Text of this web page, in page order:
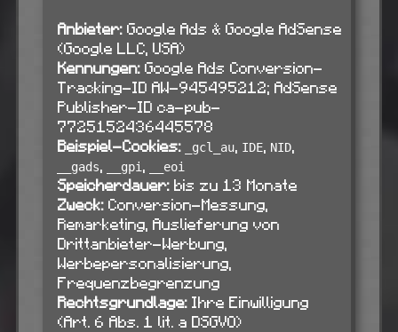
Anbieter:Google Ads & Google AdSense
(Google LLC, USA)
Kennungen:Google Ads Conversion-
Tracking-ID AW-945495212; AdSense
Publisher-ID ca-pub-
7725152436445578
Beispiel-Cookies:
_gcl_au, IDE, NID,
__gads, __gpi , __eoi
Speicherdauer:bis zu 13 Monate
Zweck:Conversion-Messung,
Remarketing, Auslieferung von
Drittanbieter-Werbung,
Werbepersonalisierung,
Frequenzbegrenzung
Rechtsgrundlage:Ihre Einwilligung
(Art. 6 Abs. 1 lit. a DSGVO)